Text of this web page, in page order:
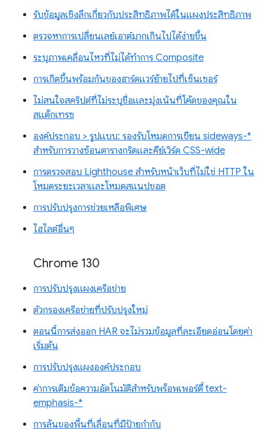
รับข้อมูลเชิงลึกเกี่ยวกับประสิทธิภาพได้ในแผงประสิทธิภาพ
ตรวจหาการเปลี่ยนเลย์เอาต์มากเกินไปได้ง่ายขึ้น
ระบุภาพเคลื่อนไหวที่ไม่ได้ทำการ Composite
การเกิดขึ้นพร้อมกันของฮาร์ดแวร์ย้ายไปที่เซ็นเซอร์
ไม่สนใจสคริปต์ที่ไม่ระบุชื่อและมุ่งเน้นที่โค้ดของคุณใน
สแต็กเทรซ
องค์ประกอบ > รูปแบบ: รองรับโหมดการเขียน sideways-*
สำหรับการวางซ้อนตารางกริดและคีย์เวิร์ด CSS-wide
การตรวจสอบ Lighthouse สำหรับหน้าเว็บที่ไม่ใช่ HTTP ใน
โหมดระยะเวลาและโหมดสแนปชอต
การปรับปรุงการช่วยเหลือพิเศษ
ไฮไลต์อื่นๆ
Chrome 130
การปรับปรุงแผงเครือข่าย
ตัวกรองเครือข่ายที่ปรับปรุงใหม่
ตอนนี้การส่งออก HAR จะไม่รวมข้อมูลที่ละเอียดอ่อนโดยค่า
เริ่มต้น
การปรับปรุงแผงองค์ประกอบ
ค่าการเติมข้อความอัตโนมัติสำหรับพร็อพเพอร์ตี้ text-
emphasis-*
การล้นของพื้นที่เลื่อนที่มีป้ายกำกับ